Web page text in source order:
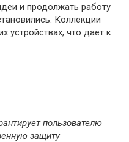
и продолжать работу
Коллекции
устройствах, что дает к
пользователю
защиту